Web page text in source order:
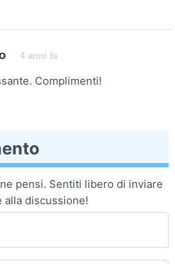
4 anni fa
Complimenti!
pensi. Sentiti libero di inviare
alla discussione!